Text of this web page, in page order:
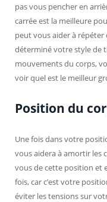
pas vous pencher en
carrée est la meilleure
peut vous aider à répéter
déterminé votre style de
mouvements du corps,
voir quel est le meilleur
Position du
Une fois dans votre
vous aidera à amortir les
vous de cette position et
fois, car c’est votre
éviter les tensions sur